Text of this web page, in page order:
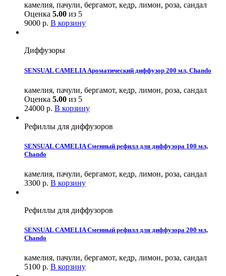
камелия, пачули, бергамот, кедр, лимон, роза, сандал
Оценка 5.00 из 5
9000 р. В корзину
Диффузоры
SENSUAL CAMELIA Ароматический диффузор 200 мл, Chando
камелия, пачули, бергамот, кедр, лимон, роза, сандал
Оценка 5.00 из 5
24000 р. В корзину
Рефиллы для диффузоров
SENSUAL CAMELIA Сменный рефилл для диффузора 100 мл,
Chando
камелия, пачули, бергамот, кедр, лимон, роза, сандал
3300 р. В корзину
Рефиллы для диффузоров
SENSUAL CAMELIA Сменный рефилл для диффузора 200 мл,
Chando
камелия, пачули, бергамот, кедр, лимон, роза, сандал
5100 р. В корзину